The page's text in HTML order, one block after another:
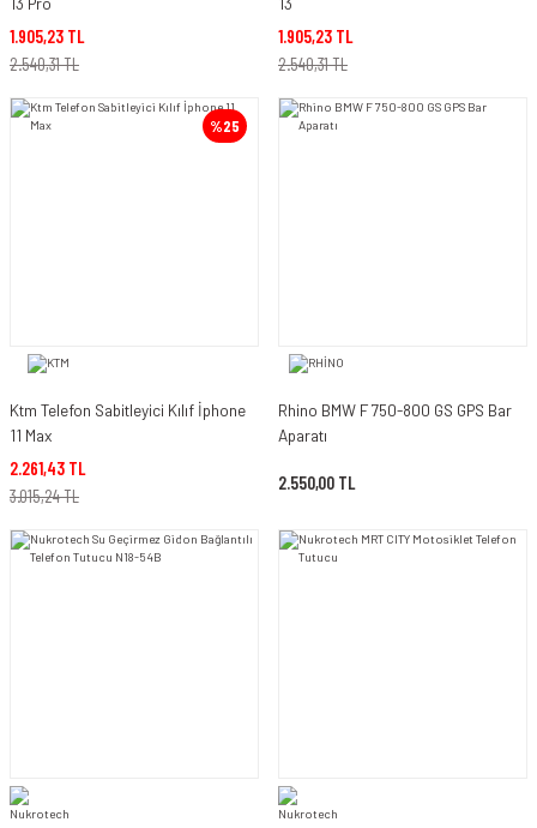
1.905,23 TL
2.540,31 TL
1.905,23 TL
2.540,31 TL
%25
Ktm Telefon Sabitleyici Kılıf İphone
11 Max
2.261,43 TL
3.015,24 TL
Rhino BMW F 750-800 GS GPS Bar
Aparatı
2.550,00 TL